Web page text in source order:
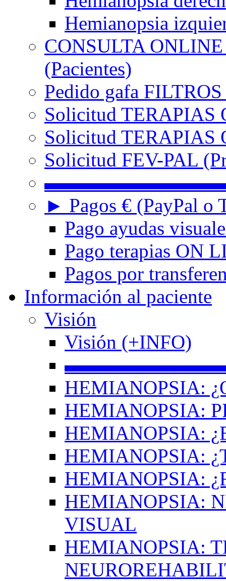
Hemianopsia
CONSULTA
(Pacientes)
Pedido gafa
Solicitud TERAPIAS
Solicitud TERAPIAS
Solicitud FEV-PAL
► Pagos € (PayPal o
Pago ayudas
Pago terapias ON
Pagos por
Información al paciente
Visión
Visión (+INFO)
HEMIANOPSIA:
HEMIANOPSIA:
HEMIANOPSIA:
HEMIANOPSIA:
HEMIANOPSIA:
HEMIANOPSIA:
VISUAL
HEMIANOPSIA: